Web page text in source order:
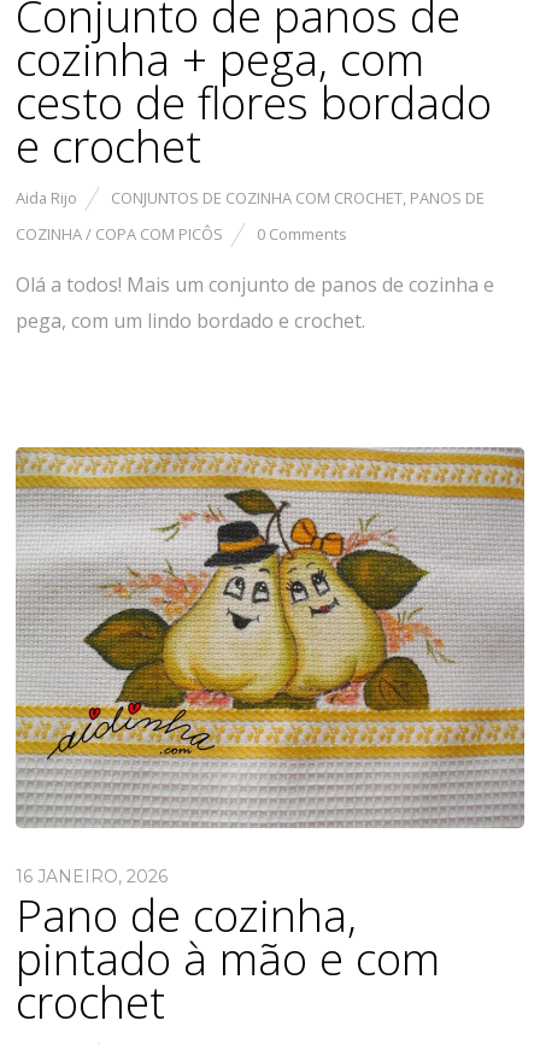
Conjunto de panos de
cozinha + pega, com
cesto de flores bordado
e crochet
Aida Rijo CONJUNTOS DE COZINHA COM CROCHET, PANOS DE
COZINHA / COPA COM PICÔS
0 Comments
Olá a todos! Mais um conjunto de panos de cozinha e
pega, com um lindo bordado e crochet.
16 JANEIRO, 2026
Pano de cozinha,
pintado à mão e com
crochet